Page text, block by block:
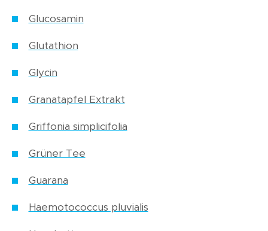
Glucosamin
Glutathion
Glycin
Granatapfel Extrakt
Griffonia simplicifolia
Grüner Tee
Guarana
Haemotococcus pluvialis